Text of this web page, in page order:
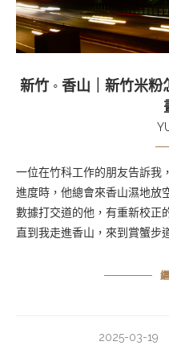
新竹 ◦ 香山｜新竹米
一位在竹科工作的朋友告訴我
進度時，他總會來香山濕地放
數據打交道的他，有重新校正
直到我走進香山，來到賞蟹步
2025-03-19